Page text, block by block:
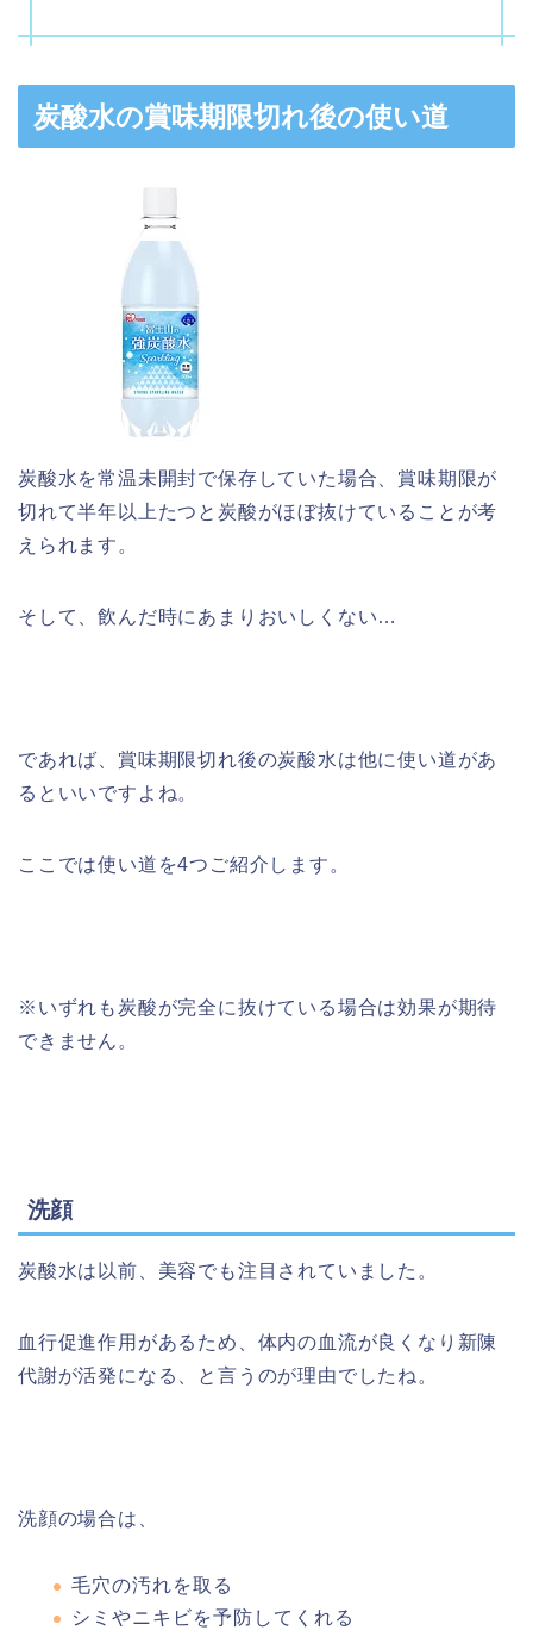
炭酸水の賞味期限切れ後の使い道
炭酸水を常温未開封で保存していた場合、賞味期限が
切れて半年以上たつと炭酸がほぼ抜けていることが考
えられます。
そして、飲んだ時にあまりおいしくない…
であれば、賞味期限切れ後の炭酸水は他に使い道があ
るといいですよね。
ここでは使い道を4つご紹介します。
※いずれも炭酸が完全に抜けている場合は効果が期待
できません。
洗顔
炭酸水は以前、美容でも注目されていました。
血行促進作用があるため、体内の血流が良くなり新陳
代謝が活発になる、と言うのが理由でしたね。
洗顔の場合は、
毛穴の汚れを取る
シミやニキビを予防してくれる